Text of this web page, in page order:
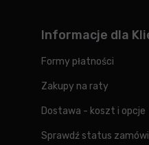
Informacje dla
Formy płatności
Zakupy na raty
Dostawa - koszt i opcje
Sprawdź status